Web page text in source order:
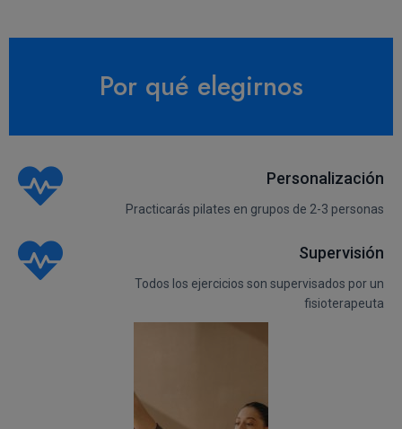
Por qué elegirnos
Personalización
Practicarás pilates en grupos de 2-3 personas
Supervisión
Todos los ejercicios son supervisados por un
fisioterapeuta